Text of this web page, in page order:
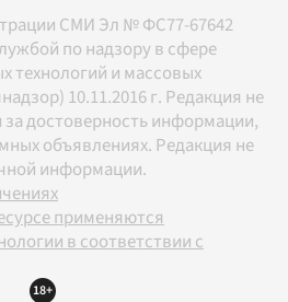
СМИ Эл № ФС77-67642
по надзору в сфере
технологий и массовых
10.11.2016 г. Редакция не
за достоверность информации,
объявлениях. Редакция не
информации.
применяются
в соответствии с
18+